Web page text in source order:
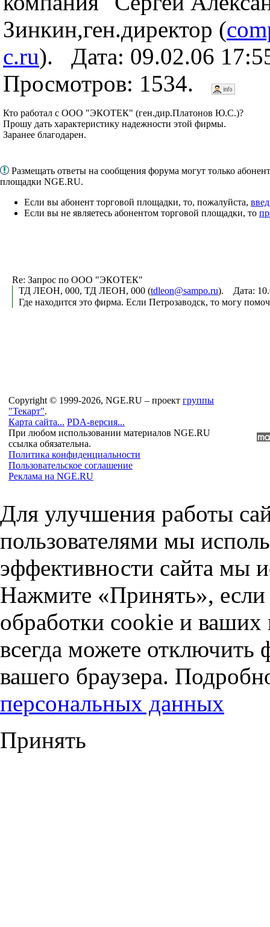
Зинкин,ген.директор (
c.ru). Дата: 09.02.06
Просмотров: 1534.
Кто работал с ООО "ЭКОТЕК" (ген.дир.Платонов Ю.С.)?
Прошу дать характеристику надежности этой фирмы.
Заранее благодарен.
Размещать ответы на сообщения форума могут только
площадки NGE.RU.
Если вы абонент торговой площадки, то, пожалуйста,
Если вы не являетесь абонентом торговой площадки, то
Re: Запрос по ООО "ЭКОТЕК"
ТД ЛЕОН, 000, ТД ЛЕОН, 000 (tdleon@sampo.ru). Дата:
Где находится это фирма. Если Петрозаводск, то могу
Copyright © 1999-2026, NGE.RU – проект группы
"Текарт".
Карта сайта... PDA-версия...
При любом использовании материалов NGE.RU
ссылка обязательна.
Политика конфиденциальности
Пользовательское соглашение
Реклама на NGE.RU
Для улучшения работы
пользователями мы
эффективности сайта мы
Нажмите «Принять», если
обработки cookie и
всегда можете отключить
вашего браузера.
персональных данных
Принять